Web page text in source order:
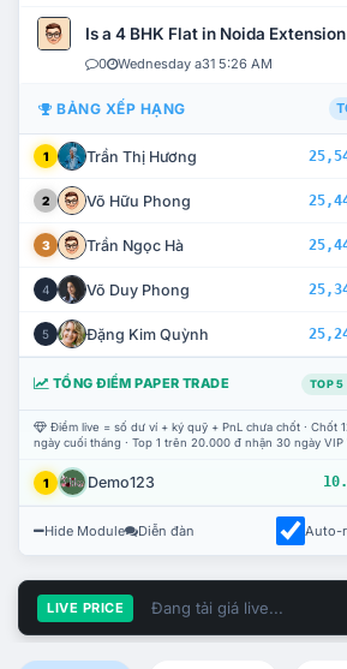
Is a 4 BHK Flat in Noida Extension
0 Wednesday a31 5:26 AM
BẢNG XẾP HẠNG
1 Trần Thị Hương
2 Võ Hữu Phong
3 Trần Ngọc Hà
4 Võ Duy Phong
5 Đặng Kim Quỳnh
TỔNG ĐIỂM PAPER TRADE TOP 5
Điểm live = số dư ví + ký quỹ + PnL chưa chốt · Chốt
ngày cuối tháng · Top 1 trên 20.000 đ nhận 30 ngày VIP
1 Demo123
Hide Module Diễn đàn Auto-
LIVE PRICE Đang tải giá live...